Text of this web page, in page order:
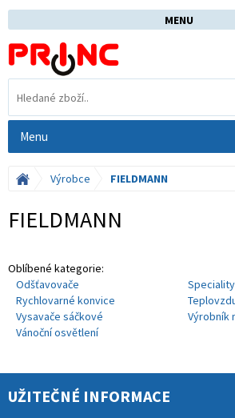
MENU
Menu
Výrobce FIELDMANN
FIELDMANN
Oblíbené kategorie:
Odšťavovače
Rychlovarné konvice
Vysavače sáčkové
Výrobník
Vánoční osvětlení
UŽITEČNÉ INFORMACE